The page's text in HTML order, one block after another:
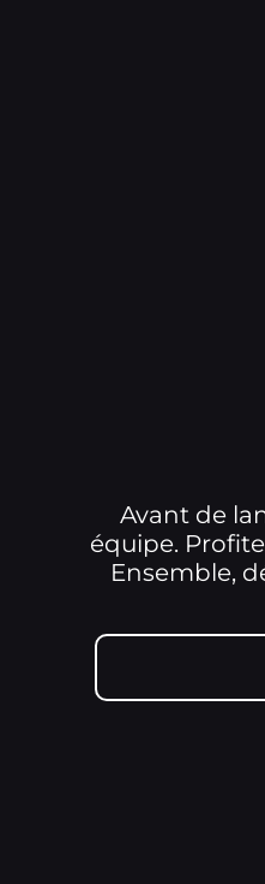
Avant de
équipe.
Ensemble,